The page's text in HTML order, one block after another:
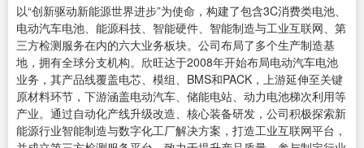
以“创新驱动新能源世界进步”为使命，构建了包含3C消费类电池、
电动汽车电池、能源科技、智能硬件、智能制造与工业互联网、第
三方检测服务在内的六大业务板块。公司布局了多个生产制造基
地，拥有全球分支机构。欣旺达于2008年开始布局电动汽车电池
业务，其产品线覆盖电芯、模组、BMS和PACK，上游延伸至关键
原材料环节，下游涵盖电动汽车、储能电站、动力电池梯次利用等
产业。通过自动化产线升级改造、核心装备研发，公司积极探索新
能源行业智能制造与数字化工厂解决方案，打造工业互联网平台，